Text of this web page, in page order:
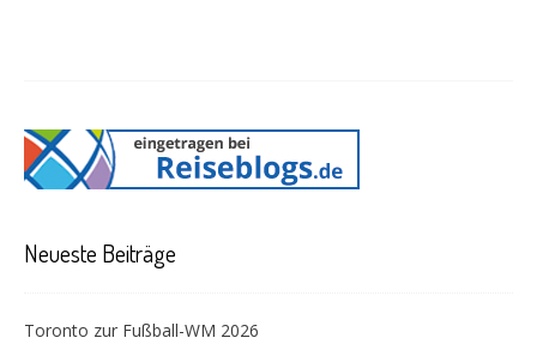
Neueste Beiträge
Toronto zur Fußball-WM 2026